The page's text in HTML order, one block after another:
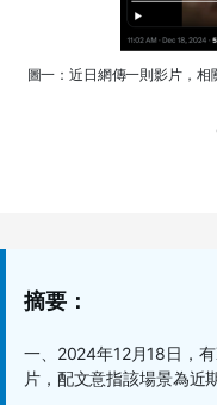
圖一：近日網傳一則影片，
摘要：
一、2024年12月18日，
片，配文意指該場景為近